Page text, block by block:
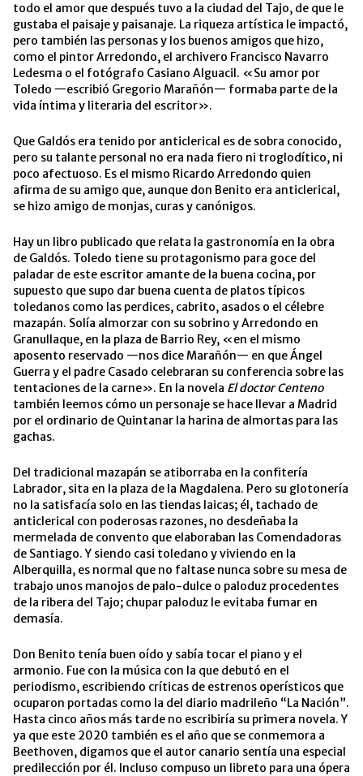
todo el amor que después tuvo a la ciudad del Tajo, de que le
gustaba el paisaje y paisanaje. La riqueza artística le impactó,
pero también las personas y los buenos amigos que hizo,
como el pintor Arredondo, el archivero Francisco Navarro
Ledesma o el fotógrafo Casiano Alguacil. «Su amor por
Toledo —escribió Gregorio Marañón— formaba parte de la
vida íntima y literaria del escritor».
Que Galdós era tenido por anticlerical es de sobra conocido,
pero su talante personal no era nada fiero ni troglodítico, ni
poco afectuoso. Es el mismo Ricardo Arredondo quien
afirma de su amigo que, aunque don Benito era anticlerical,
se hizo amigo de monjas, curas y canónigos.
Hay un libro publicado que relata la gastronomía en la obra
de Galdós. Toledo tiene su protagonismo para goce del
paladar de este escritor amante de la buena cocina, por
supuesto que supo dar buena cuenta de platos típicos
toledanos como las perdices, cabrito, asados o el célebre
mazapán. Solía almorzar con su sobrino y Arredondo en
Granullaque, en la plaza de Barrio Rey, «en el mismo
aposento reservado —nos dice Marañón— en que Ángel
Guerra y el padre Casado celebraran su conferencia sobre las
tentaciones de la carne». En la novela El doctor Centeno
también leemos cómo un personaje se hace llevar a Madrid
por el ordinario de Quintanar la harina de almortas para las
gachas.
Del tradicional mazapán se atiborraba en la confitería
Labrador, sita en la plaza de la Magdalena. Pero su glotonería
no la satisfacía solo en las tiendas laicas; él, tachado de
anticlerical con poderosas razones, no desdeñaba la
mermelada de convento que elaboraban las Comendadoras
de Santiago. Y siendo casi toledano y viviendo en la
Alberquilla, es normal que no faltase nunca sobre su mesa de
trabajo unos manojos de palo-dulce o paloduz procedentes
de la ribera del Tajo; chupar paloduz le evitaba fumar en
demasía.
Don Benito tenía buen oído y sabía tocar el piano y el
armonio. Fue con la música con la que debutó en el
periodismo, escribiendo críticas de estrenos operísticos que
ocuparon portadas como la del diario madrileño “La Nación”.
Hasta cinco años más tarde no escribiría su primera novela. Y
ya que este 2020 también es el año que se conmemora a
Beethoven, digamos que el autor canario sentía una especial
predilección por él. Incluso compuso un libreto para una ópera